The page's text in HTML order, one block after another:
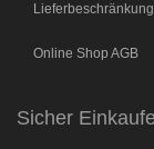
Lieferbeschränkung
Online Shop AGB
Sicher